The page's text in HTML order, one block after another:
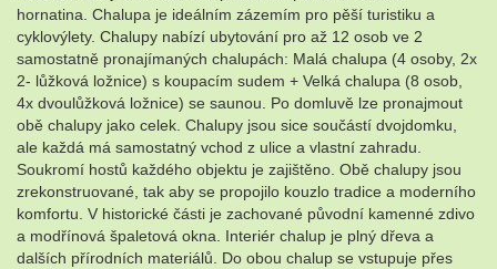
hornatina. Chalupa je ideálním zázemím pro pěší turistiku a
cyklovýlety. Chalupy nabízí ubytování pro až 12 osob ve 2
samostatně pronajímaných chalupách: Malá chalupa (4 osoby, 2x
2- lůžková ložnice) s koupacím sudem + Velká chalupa (8 osob,
4x dvoulůžková ložnice) se saunou. Po domluvě lze pronajmout
obě chalupy jako celek. Chalupy jsou sice součástí dvojdomku,
ale každá má samostatný vchod z ulice a vlastní zahradu.
Soukromí hostů každého objektu je zajištěno. Obě chalupy jsou
zrekonstruované, tak aby se propojilo kouzlo tradice a moderního
komfortu. V historické části je zachované původní kamenné zdivo
a modřínová špaletová okna. Interiér chalup je plný dřeva a
dalších přírodních materiálů. Do obou chalup se vstupuje přes